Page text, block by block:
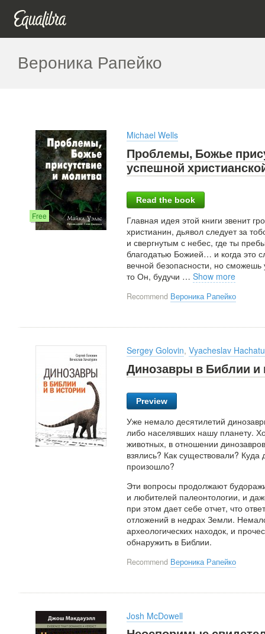
Вероника Рапейко
Free
Michael Wells
Проблемы, Божье
успешной
Read the book
Главная идея этой книги звенит
христианин, дьявол следует за
и свергнутым с небес, где ты
благодатью Божией… и когда это
вечной безопасности, но
то Он, будучи … Show more
Recommend Вероника Рапейко
Sergey Golovin, Vyacheslav
Динозавры в Библии и
Preview
Уже немало десятилетий
либо населявших нашу планету.
животных, в отношении
взялись? Как существовали?
произошло?
Эти вопросы продолжают
и любителей палеонтологии, и
при этом дает себе отчет, что
отложений в недрах Земли.
археологических находок, и
обнаружить в Библии.
Recommend Вероника Рапейко
Josh McDowell